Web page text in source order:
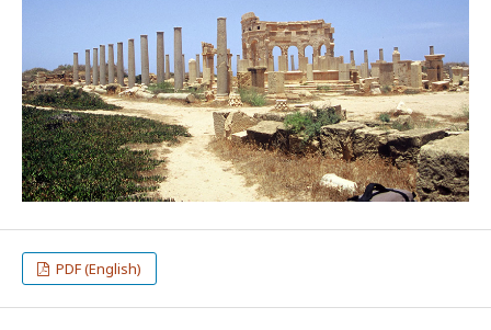
PDF (English)